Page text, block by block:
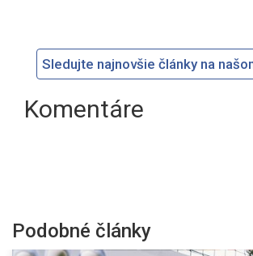
Sledujte najnovšie články na
Komentáre
Podobné články